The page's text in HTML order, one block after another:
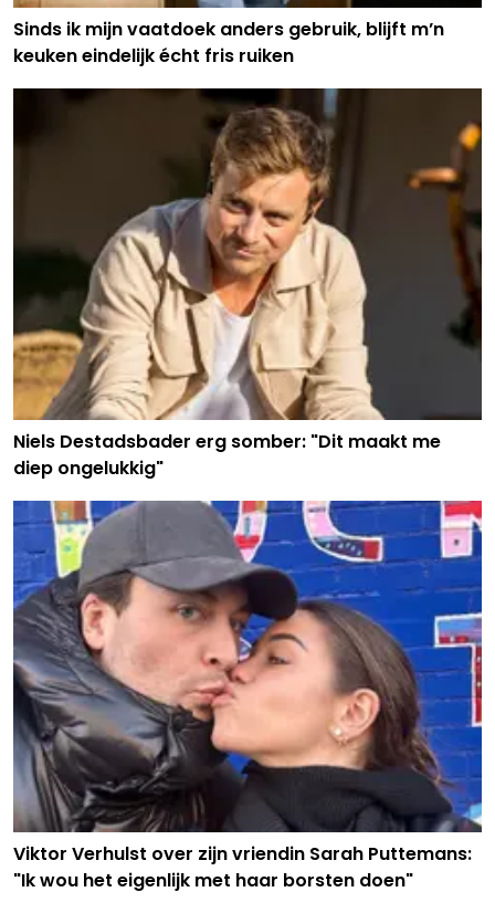
Sinds ik mijn vaatdoek anders gebruik, blijft m’n
keuken eindelijk écht fris ruiken
Niels Destadsbader erg somber: "Dit maakt me
diep ongelukkig"
Viktor Verhulst over zijn vriendin Sarah Puttemans:
"Ik wou het eigenlijk met haar borsten doen"